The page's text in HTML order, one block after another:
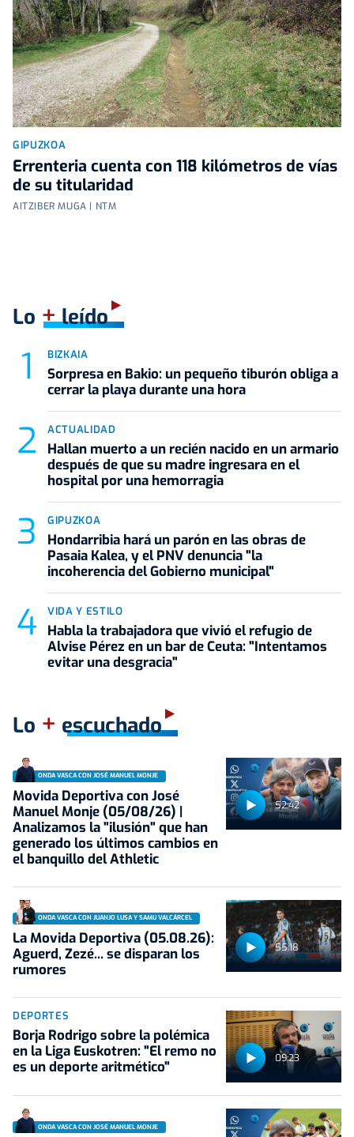
GIPUZKOA
Errenteria cuenta con 118 kilómetros de vías
de su titularidad
AITZIBER MUGA | NTM
Lo +leído
BIZKAIA
Sorpresa en Bakio: un pequeño tiburón obliga a
cerrar la playa durante una hora
ACTUALIDAD
Hallan muerto a un recién nacido en un armario
después de que su madre ingresara en el
hospital por una hemorragia
GIPUZKOA
Hondarribia hará un parón en las obras de
Pasaia Kalea, y el PNV denuncia "la
incoherencia del Gobierno municipal"
VIDA Y ESTILO
Habla la trabajadora que vivió el refugio de
Alvise Pérez en un bar de Ceuta: "Intentamos
evitar una desgracia"
Lo + escuchado
52:42
ONDA VASCA CON JOSÉ MANUEL MONJE
Movida Deportiva con José
Manuel Monje (05/08/26) |
Analizamos la "ilusión" que han
generado los últimos cambios en
el banquillo del Athletic
55:18
ONDA VASCA CON JUANJO LUSA Y SAMU VALCÁRCEL
La Movida Deportiva (05.08.26):
Aguerd, Zezé... se disparan los
rumores
09:23
DEPORTES
Borja Rodrigo sobre la polémica
en la Liga Euskotren: "El remo no
es un deporte aritmético"
ONDA VASCA CON JOSÉ MANUEL MONJE